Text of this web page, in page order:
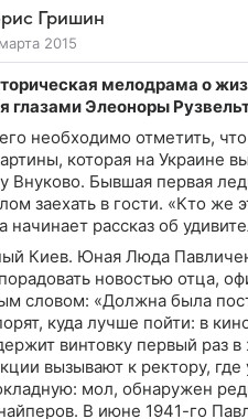
Гришин
2015
мелодрама о
глазами Элеоноры
необходимо отметить,
которая на Украине
Внуково. Бывшая первая
заехать в гости. «Кто же
начинает рассказ об
Киев. Юная Люда
новостью отца,
словом: «Должна была
куда лучше пойти: в
винтовку первый раз
вызывают к ректору,
мол, обнаружен
В июне 1941-го